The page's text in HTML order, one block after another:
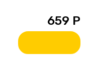
659 Р